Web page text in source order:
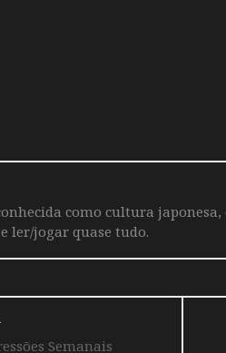
como cultura
ler/jogar quase tudo.
Semanais